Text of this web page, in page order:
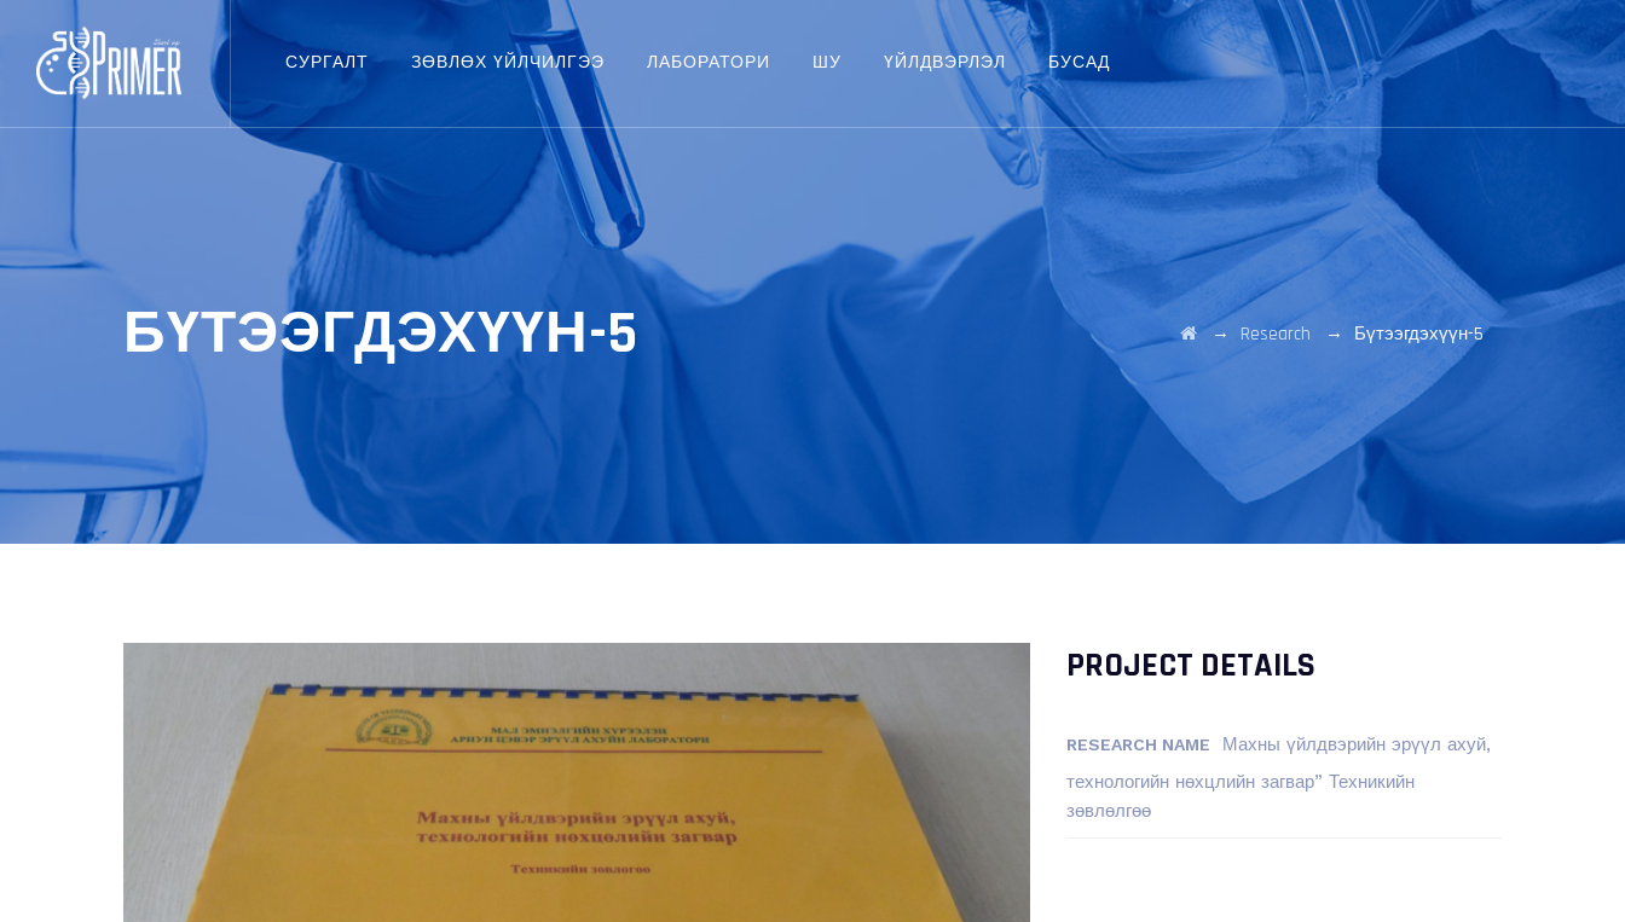
СУРГАЛТ ЗӨВЛӨХ ҮЙЛЧИЛГЭЭ ЛАБОРАТОРИ ШУ ҮЙЛДВЭРЛЭЛ БУСАД
БҮТЭЭГДЭХҮҮН-5 → Research → Бүтээгдэхүүн-5
PROJECT DETAILS
RESEARCH NAME
Махны үйлдвэрийн эрүүл ахуй,
технологийн нөхцлийн загвар” Техникийн
зөвлөлгөө